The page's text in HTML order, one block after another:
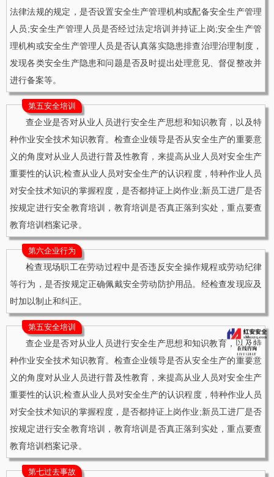
法律法规的规定，是否设置安全生产管理机构或配备安全生产管理
人员;安全生产管理人员是否经过法定培训并持证上岗;安全生产管
理机构或安全生产管理人员是否认真落实隐患排查治理治理制度，
发现各类安全生产隐患和问题是否及时提出处理意见、督促整改并
进行备案等。
第五安全培训
查企业是否对从业人员进行安全生产思想和知识教育，以及特
种作业安全技术知识教育。检查企业领导是否从安全生产的重要意
义的角度对从业人员进行普及性教育，来提高从业人员对安全生产
重要性的认识;检查从业人员对安全生产的认识程度，特种作业人员
对安全技术知识的掌握程度，是否都持证上岗作业;新员工进厂是否
按规定进行安全教育培训，教育培训是否真正落到实处，重点要查
教育培训档案记录。
第六企业行为
检查现场职工在劳动过程中是否违反安全操作规程或劳动纪律
等行为，是否按规定正确佩戴安全劳动防护用品。经检查发现应及
时加以制止和纠正。
第五安全培训
查企业是否对从业人员进行安全生产思想和知识教育，以及特
种作业安全技术知识教育。检查企业领导是否从安全生产的重要意
义的角度对从业人员进行普及性教育，来提高从业人员对安全生产
重要性的认识;检查从业人员对安全生产的认识程度，特种作业人员
对安全技术知识的掌握程度，是否都持证上岗作业;新员工进厂是否
按规定进行安全教育培训，教育培训是否真正落到实处，重点要查
教育培训档案记录。
第七过去事故